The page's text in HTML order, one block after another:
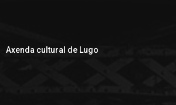
Axenda cultural de Lugo